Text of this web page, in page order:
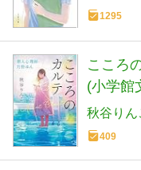
1295
こころ
(小学館
秋谷りん
409